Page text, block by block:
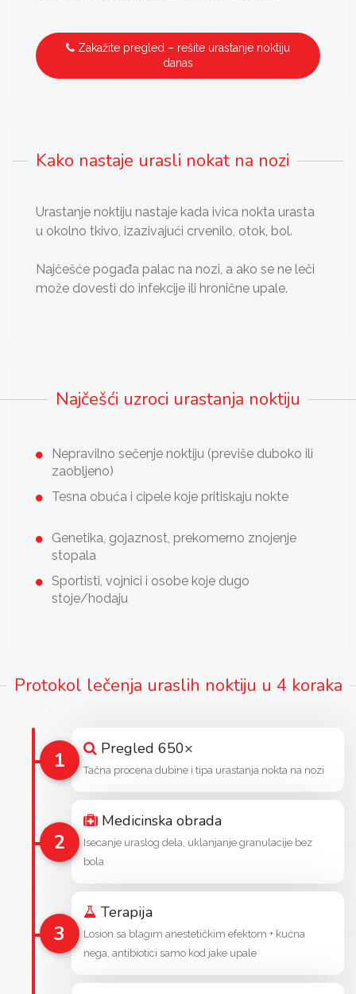
Zakažite pregled – rešite urastanje noktiju
danas
Kako nastaje urasli nokat na nozi
Urastanje noktiju nastaje kada ivica nokta urasta
u okolno tkivo, izazivajući crvenilo, otok, bol.
Najčešće pogađa palac na nozi, a ako se ne leči
može dovesti do infekcije ili hronične upale.
Najčešći uzroci urastanja noktiju
Nepravilno sečenje noktiju (previše duboko ili
zaobljeno)
Tesna obuća i cipele koje pritiskaju nokte
Genetika, gojaznost, prekomerno znojenje
stopala
Sportisti, vojnici i osobe koje dugo
stoje/hodaju
Protokol lečenja uraslih noktiju u 4 koraka
Pregled 650×
Tačna procena dubine i tipa urastanja nokta na nozi
1
Medicinska obrada
Isecanje uraslog dela, uklanjanje granulacije bez
bola
2
Terapija
Losion sa blagim anestetičkim efektom + kućna
nega, antibiotici samo kod jake upale
3